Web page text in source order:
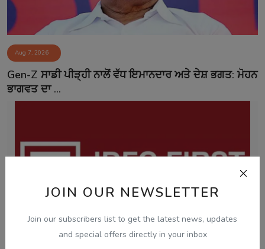
JOIN OUR NEWSLETTER
Join our subscribers list to get the latest news, updates
and special offers directly in your inbox
Aug 7, 2026
Gen-Z ਸਾਡੀ ਪੀੜ੍ਹੀ ਨਾਲੋਂ ਵੱਧ ਇਮਾਨਦਾਰ ਅਤੇ ਦੇਸ਼ ਭਗਤ: ਮੋਹਨ
ਭਾਗਵਤ ਦਾ ...